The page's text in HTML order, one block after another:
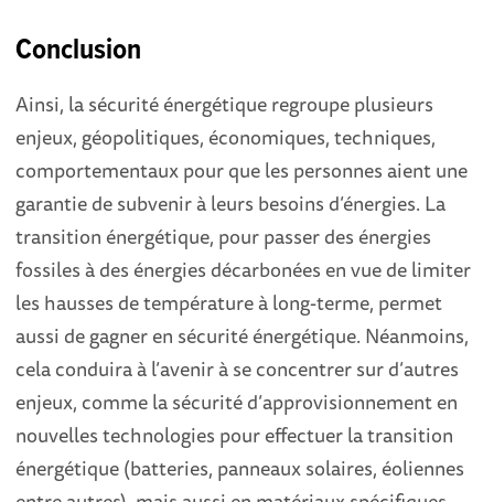
Conclusion
Ainsi, la sécurité énergétique regroupe plusieurs
enjeux, géopolitiques, économiques, techniques,
comportementaux pour que les personnes aient une
garantie de subvenir à leurs besoins d’énergies. La
transition énergétique, pour passer des énergies
fossiles à des énergies décarbonées en vue de limiter
les hausses de température à long-terme, permet
aussi de gagner en sécurité énergétique. Néanmoins,
cela conduira à l’avenir à se concentrer sur d’autres
enjeux, comme la sécurité d’approvisionnement en
nouvelles technologies pour effectuer la transition
énergétique (batteries, panneaux solaires, éoliennes